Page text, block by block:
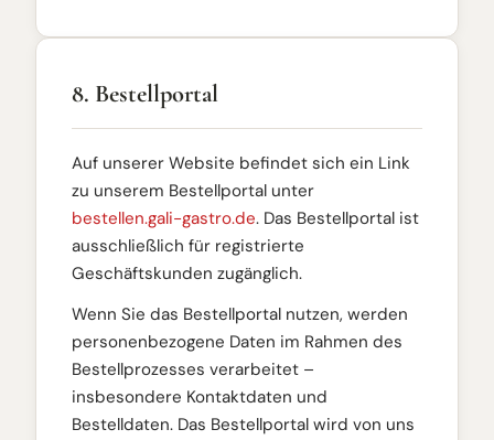
8. Bestellportal
Auf unserer Website befindet sich ein Link
zu unserem Bestellportal unter
bestellen.gali-gastro.de. Das Bestellportal ist
ausschließlich für registrierte
Geschäftskunden zugänglich.
Wenn Sie das Bestellportal nutzen, werden
personenbezogene Daten im Rahmen des
Bestellprozesses verarbeitet –
insbesondere Kontaktdaten und
Bestelldaten. Das Bestellportal wird von uns